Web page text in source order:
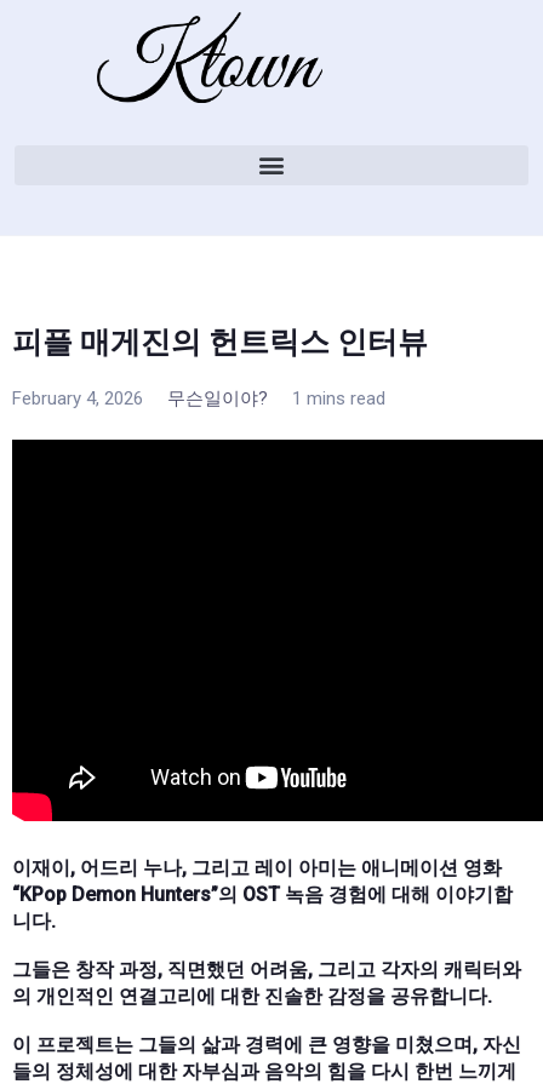
피플 매게진의 헌트릭스 인터뷰
February 4, 2026 무슨일이야? 1 mins read
이재이, 어드리 누나, 그리고 레이 아미는 애니메이션 영화
“KPop Demon Hunters”의 OST 녹음 경험에 대해 이야기합
니다.
그들은 창작 과정, 직면했던 어려움, 그리고 각자의 캐릭터와
의 개인적인 연결고리에 대한 진솔한 감정을 공유합니다.
이 프로젝트는 그들의 삶과 경력에 큰 영향을 미쳤으며, 자신
들의 정체성에 대한 자부심과 음악의 힘을 다시 한번 느끼게